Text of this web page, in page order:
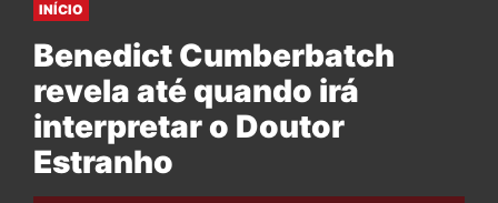
INÍCIO
Benedict Cumberbatch
revela até quando irá
interpretar o Doutor
Estranho